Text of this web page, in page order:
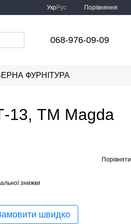
УкрРус Порівняння
068-976-09-09
ФУРНІТУРА
Т-13, ТМ Magda
Порівняти
знижки
швидко